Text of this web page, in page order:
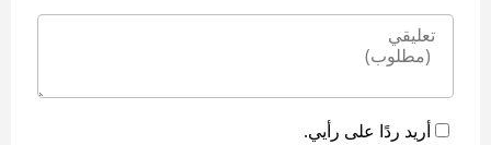
أريد ردًا على رأيي.